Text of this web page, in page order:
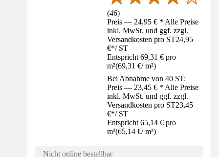
(46)
Preis — 24,95 € * Alle Preise
inkl. MwSt. und ggf. zzgl.
Versandkosten pro ST24,95
€*/ ST
Entspricht 69,31 € pro
m²(69,31 €/ m²)
Bei Abnahme von 40 ST:
Preis — 23,45 € * Alle Preise
inkl. MwSt. und ggf. zzgl.
Versandkosten pro ST23,45
€*/ ST
Entspricht 65,14 € pro
m²(65,14 €/ m²)
Nicht online bestellbar